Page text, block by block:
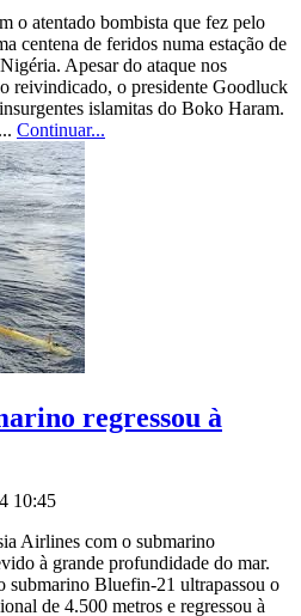
o atentado bombista que fez pelo
centena de feridos numa estação de
Apesar do ataque nos
reivindicado, o presidente Goodluck
islamitas do Boko Haram.
Continuar...
regressou à
10:45
Airlines com o submarino
à grande profundidade do mar.
submarino Bluefin-21 ultrapassou o
de 4.500 metros e regressou à